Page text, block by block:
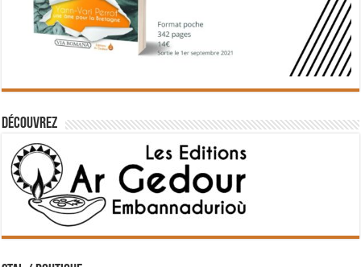
Découvrez